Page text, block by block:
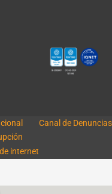
Canal de Denuncias
internet